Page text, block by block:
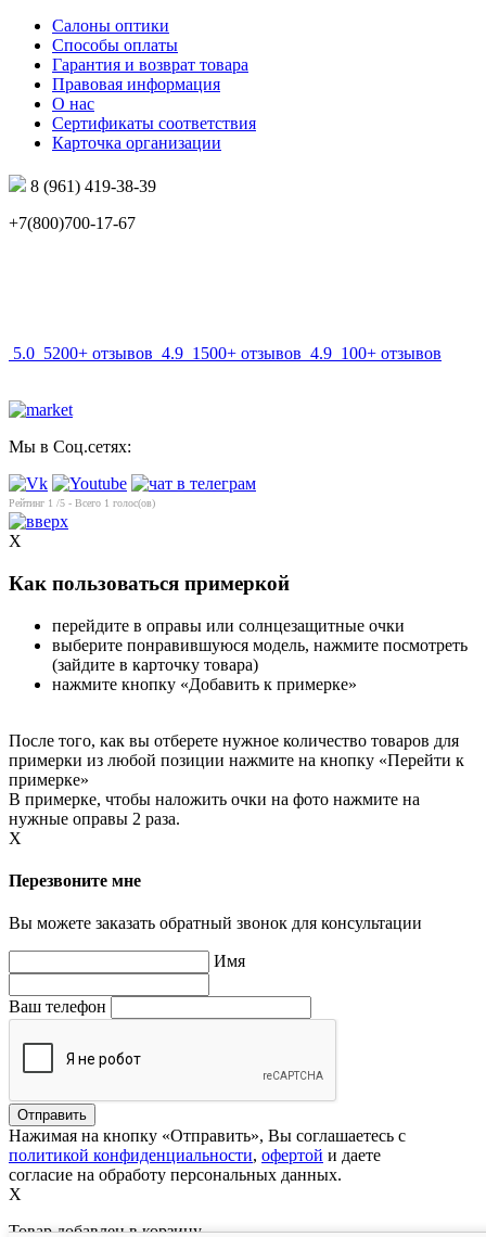
Салоны оптики
Способы оплаты
Гарантия и возврат товара
Правовая информация
О нас
Сертификаты соответствия
Карточка организации
8 (961) 419-38-39
+7(800)700-17-67
5.0 5200+ отзывов 4.9 1500+ отзывов 4.9 100+ отзывов
Мы в Соц.сетях:
Рейтинг 1 /5 - Всего 1 голос(ов)
X
Как пользоваться примеркой
перейдите в оправы или солнцезащитные очки
выберите понравившуюся модель, нажмите посмотреть
(зайдите в карточку товара)
нажмите кнопку «Добавить к примерке»
После того, как вы отберете нужное количество товаров для
примерки из любой позиции нажмите на кнопку «Перейти к
примерке»
В примерке, чтобы наложить очки на фото нажмите на
нужные оправы 2 раза.
X
Перезвоните мне
Вы можете заказать обратный звонок для консультации
Имя
Ваш телефон
Нажимая на кнопку «Отправить», Вы соглашаетесь с
политикой конфиденциальности, офертой и даете
согласие на обработу персональных данных.
X
Товар добавлен в корзину